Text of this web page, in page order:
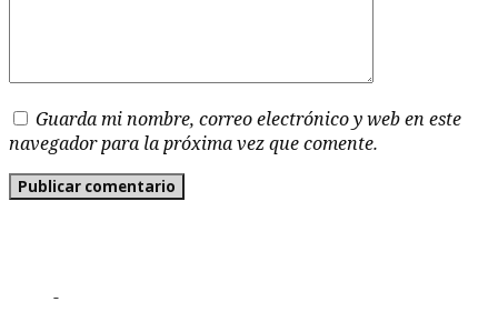
Guarda mi nombre, correo electrónico y web en este
navegador para la próxima vez que comente.
-